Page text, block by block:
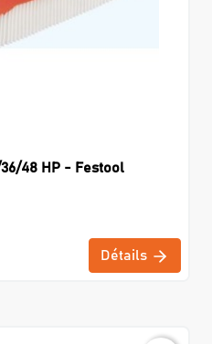
48 HP - Festool
Détails